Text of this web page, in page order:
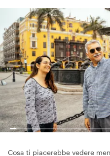
Cosa ti piacerebbe vedere